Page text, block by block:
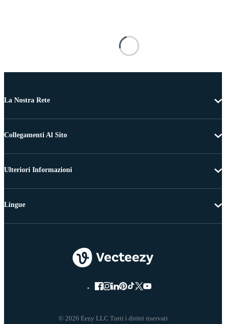
La Nostra Rete
Collegamenti Al Sito
Ulteriori Informazioni
© 2026 Eezy LLC Tutti i diritti riservati
Lingue